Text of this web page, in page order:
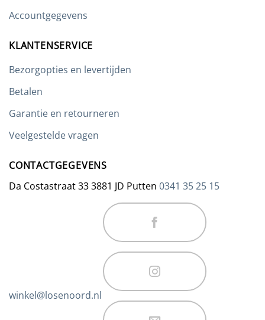
Accountgegevens
KLANTENSERVICE
Bezorgopties en levertijden
Betalen
Garantie en retourneren
Veelgestelde vragen
CONTACTGEGEVENS
Da Costastraat 33 3881 JD Putten 0341 35 25 15
winkel@losenoord.nl